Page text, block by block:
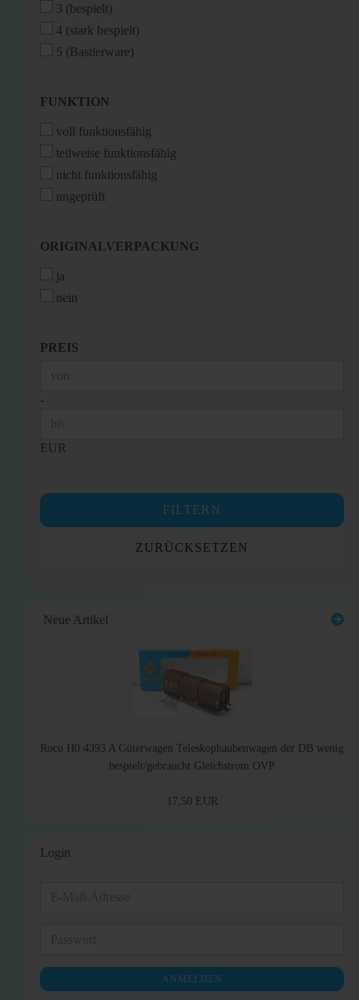
3 (bespielt)
4 (stark bespielt)
5 (Bastlerware)
FUNKTION
FUNKTION
voll funktionsfähig
teilweise funktionsfähig
nicht funktionsfähig
ungeprüft
ORIGINALVERPACKUNG
ORIGINALVERPACKUNG
ja
nein
PREIS
PREIS
-
EUR
FILTERN
ZURÜCKSETZEN
Neue Artikel
Roco H0 4393 A Güterwagen Teleskophaubenwagen der DB wenig
bespielt/gebraucht Gleichstrom OVP
17,50 EUR
Login
ANMELDEN